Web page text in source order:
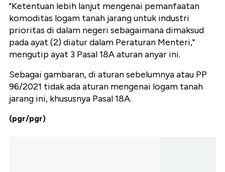
"Ketentuan lebih lanjut mengenai pemanfaatan
komoditas logam tanah jarang untuk industri
prioritas di dalam negeri sebagaimana dimaksud
pada ayat (2) diatur dalam Peraturan Menteri,"
mengutip ayat 3 Pasal 18A aturan anyar ini.
Sebagai gambaran, di aturan sebelumnya atau PP
96/2021 tidak ada aturan mengenai logam tanah
jarang ini, khususnya Pasal 18A.
(pgr/pgr)